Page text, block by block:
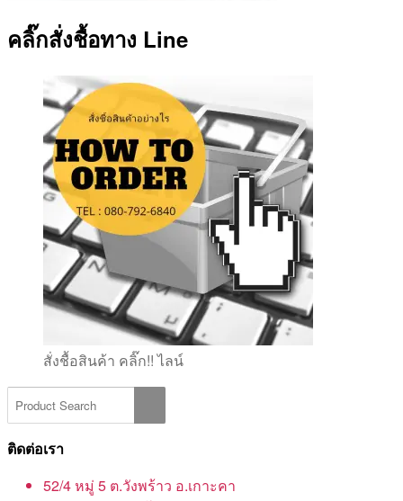
คลิ๊กสั่งชื้อทาง Line
สั่งชื้อสินค้า คลิ๊ก!! ไลน์
ติดต่อเรา
52/4 หมู่ 5 ต.วังพร้าว อ.เกาะคา